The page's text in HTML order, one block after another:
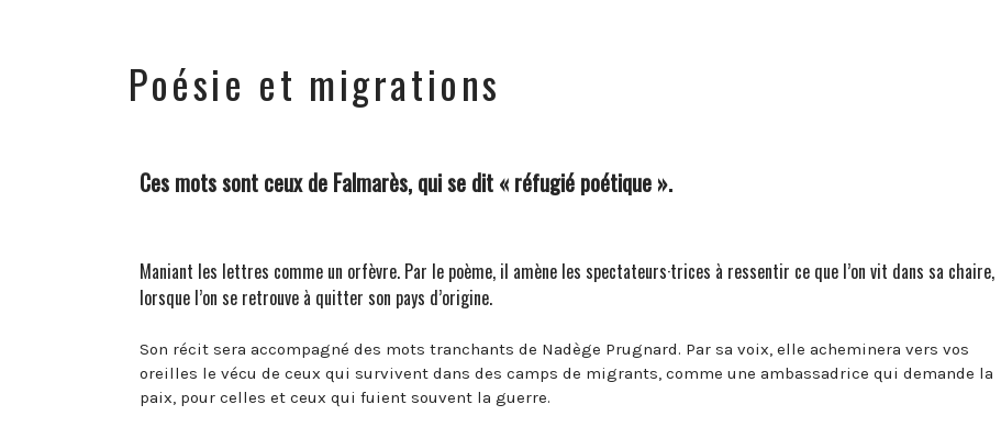
Poésie et migrations
Ces mots sont ceux de Falmarès, qui se dit « réfugié poétique ».
Maniant les lettres comme un orfèvre. Par le poème, il amène les spectateurs·trices à ressentir ce que l’on vit dans sa chaire,
lorsque l’on se retrouve à quitter son pays d’origine.
Son récit sera accompagné des mots tranchants de Nadège Prugnard. Par sa voix, elle acheminera vers vos
oreilles le vécu de ceux qui survivent dans des camps de migrants, comme une ambassadrice qui demande la
paix, pour celles et ceux qui fuient souvent la guerre.